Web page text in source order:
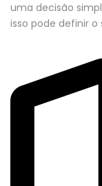
uma decisão
isso pode definir